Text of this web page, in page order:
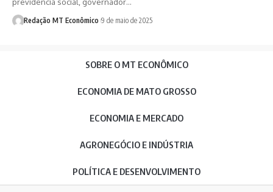
Redação MT Econômico 9 de maio de 2025
SOBRE O MT ECONÔMICO
ECONOMIA DE MATO GROSSO
ECONOMIA E MERCADO
AGRONEGÓCIO E INDÚSTRIA
POLÍTICA E DESENVOLVIMENTO